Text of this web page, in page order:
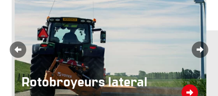
lateral